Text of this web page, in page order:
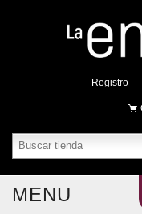
Registro
MENU